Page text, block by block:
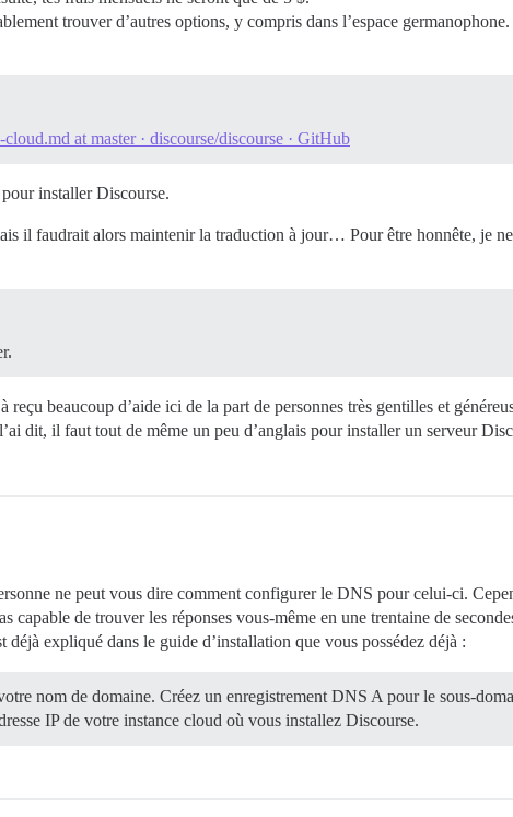
trouver d’autres options, y compris dans l’espace
at master · discourse/discourse · GitHub
installer Discourse.
il faudrait alors maintenir la traduction à jour… Pour être honnête, je ne
beaucoup d’aide ici de la part de personnes très gentilles et
dit, il faut tout de même un peu d’anglais pour installer un serveur
ne peut vous dire comment configurer le DNS pour celui-ci.
capable de trouver les réponses vous-même en une trentaine de
expliqué dans le guide d’installation que vous possédez déjà :
nom de domaine. Créez un enregistrement DNS A pour le sous-
IP de votre instance cloud où vous installez Discourse.